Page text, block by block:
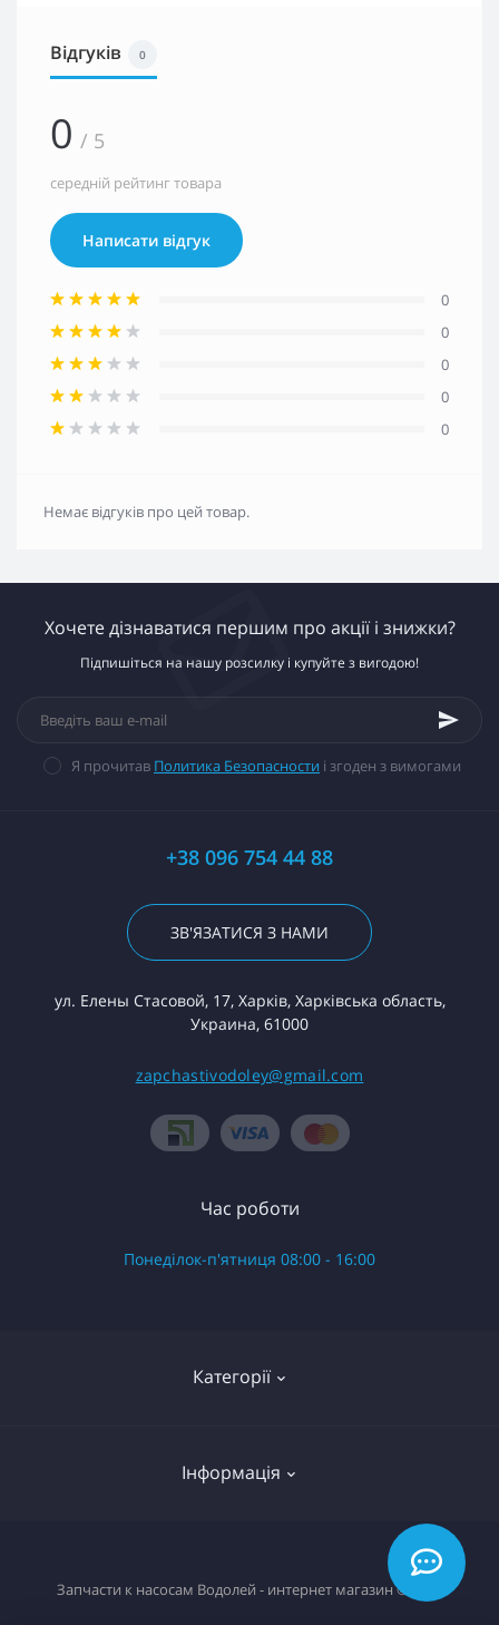
Відгуків 0
0 / 5
середній рейтинг товара
Написати відгук
0
0
0
0
0
Немає відгуків про цей товар.
Хочете дізнаватися першим про акції і знижки?
Підпишіться на нашу розсилку і купуйте з вигодою!
Я прочитав Политика Безопасности і згоден з вимогами
+38 096 754 44 88
ЗВ'ЯЗАТИСЯ З НАМИ
ул. Елены Стасовой, 17, Харків, Харківська область,
Украина, 61000
zapchastivodoley@gmail.com
Категорії
Готові вироби в зборі
Запчастини до насоса Водолій БЦПЭ 0.3 серій
Запчастини до насоса Водолій БЦПЭ 0.32 серій
Інформація
Доставка
Час роботи
Понеділок-п'ятниця 08:00 - 16:00
Запчасти к насосам Водолей - интернет магазин © 2026